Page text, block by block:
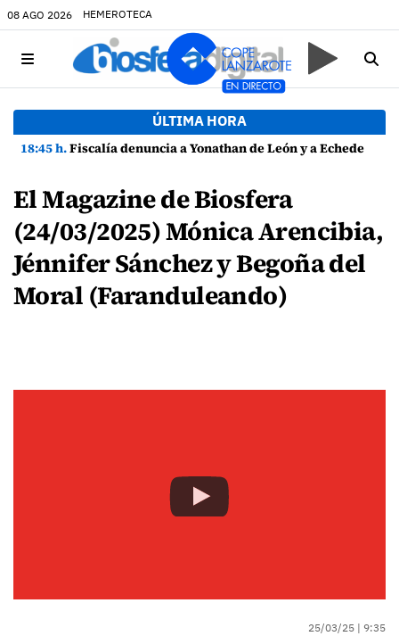
08 AGO 2026 HEMEROTECA
ÚLTIMA HORA
18:45 h.Fiscalía denuncia a Yonathan de León y a Echedey Eugenio por presuntas anomalías en contratos festivos
El Magazine de Biosfera
(24/03/2025) Mónica Arencibia,
Jénnifer Sánchez y Begoña del
Moral (Faranduleando)
25/03/25 | 9:35